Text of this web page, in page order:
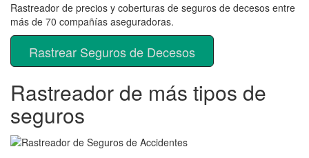
Rastreador de precios y coberturas de seguros de decesos entre
más de 70 compañías aseguradoras.
Rastrear Seguros de Decesos
Rastreador de más tipos de
seguros